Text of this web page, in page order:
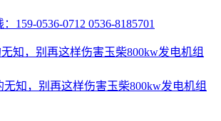
159-0536-0712 0536-8185701
知，别再这样伤害玉柴800kw发电机组